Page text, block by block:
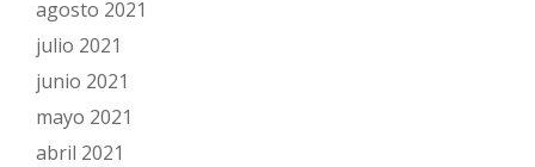
agosto 2021
julio 2021
junio 2021
mayo 2021
abril 2021